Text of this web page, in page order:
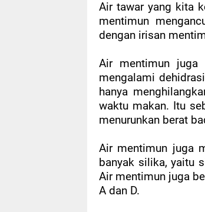
Air tawar yang kita
mentimun
dengan irisan
Air mentimun juga
mengalami
hanya
waktu makan. Itu
menurunkan berat
Air mentimun juga
banyak silika, yaitu
Air mentimun juga
A dan D.